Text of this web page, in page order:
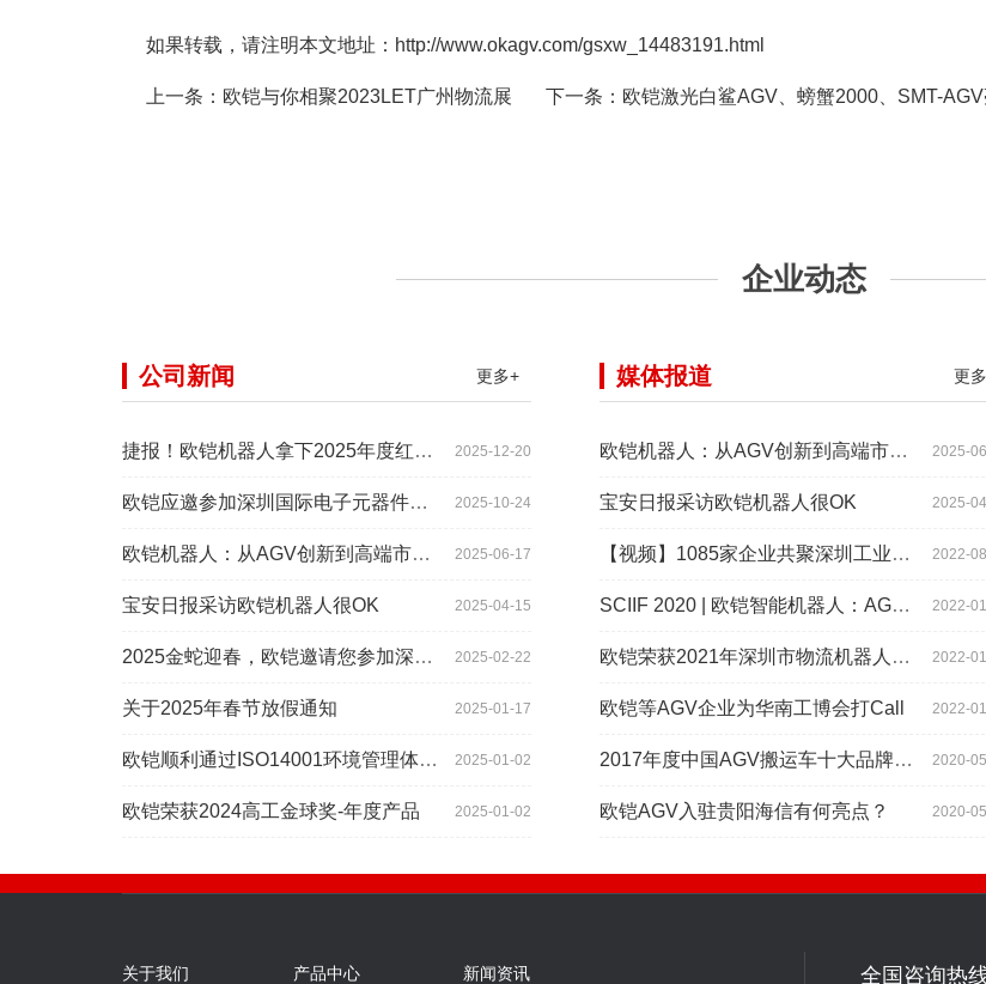
如果转载，请注明本文地址：http://www.okagv.com/gsxw_14483191.html
上一条： 欧铠与你相聚2023LET广州物流展 下一条： 欧铠激光白鲨AGV、螃蟹2000、SMT-
企业动态
更多+
公司新闻
2025-12-20
捷报！欧铠机器人拿下2025年度红帆奖！
2025-10-24
欧铠应邀参加深圳国际电子元器件展时间:2025年10月28-
2025-06-17
欧铠机器人：从AGV创新到高端市场的领导蜕变
2025-04-15
宝安日报采访欧铠机器人很OK
2025-02-22
2025金蛇迎春，欧铠邀请您参加深圳工业展
2025-01-17
关于2025年春节放假通知
2025-01-02
欧铠顺利通过ISO14001环境管理体系认证
2025-01-02
欧铠荣获2024高工金球奖-年度产品
更
媒体报道
2025-
欧铠机器人：从AGV创新到高端市场的领导蜕变
2025-
宝安日报采访欧铠机器人很OK
2022-
【视频】1085家企业共聚深圳工业展，为“双链”畅通堵点、卡点
2022-
SCIIF 2020 | 欧铠智能机器人：AGV自动化物流设备及系统
2022-
欧铠荣获2021年深圳市物流机器人应用大赛创新项目奖
2022-
欧铠等AGV企业为华南工博会打Call
2020-
2017年度中国AGV搬运车十大品牌总评榜揭晓
2020-
欧铠AGV入驻贵阳海信有何亮点？
关于我们 产品中心 新闻资讯 全国咨询热